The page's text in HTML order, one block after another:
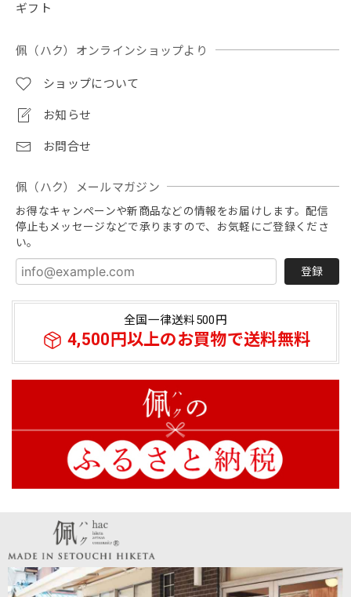
ギフト
佩（ハク）オンラインショップより
ショップについて
お知らせ
お問合せ
佩（ハク）メールマガジン
お得なキャンペーンや新商品などの情報をお届けします。配信
停止もメッセージなどで承りますので、お気軽にご登録くださ
い。
登録
全国一律送料500円
4,500円以上のお買物で送料無料